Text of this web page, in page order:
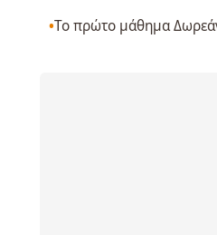
Το πρώτο μάθημα